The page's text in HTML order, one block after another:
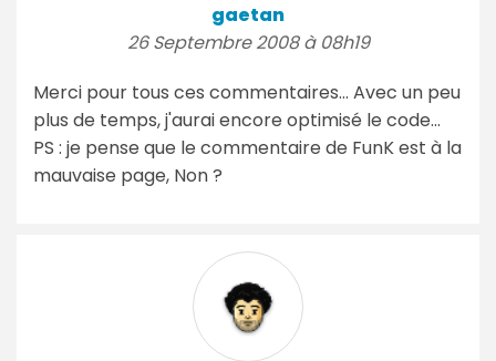
gaetan
26 Septembre 2008 à 08h19
Merci pour tous ces commentaires... Avec un peu
plus de temps, j'aurai encore optimisé le code...
PS : je pense que le commentaire de FunK est à la
mauvaise page, Non ?